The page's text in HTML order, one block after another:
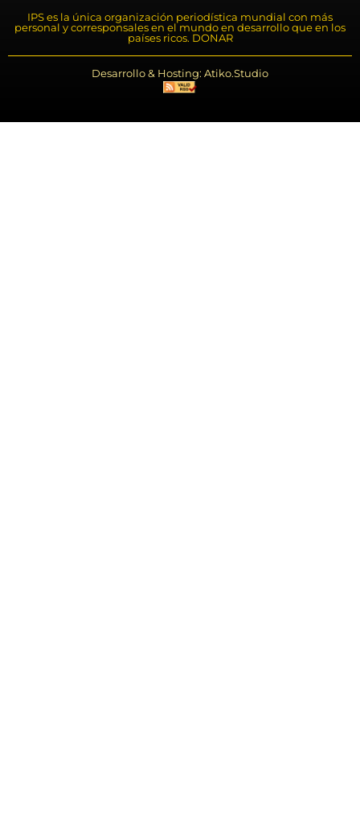
IPS es la única organización periodística mundial con más
personal y corresponsales en el mundo en desarrollo que en los
países ricos. DONAR
Desarrollo & Hosting: Atiko.Studio